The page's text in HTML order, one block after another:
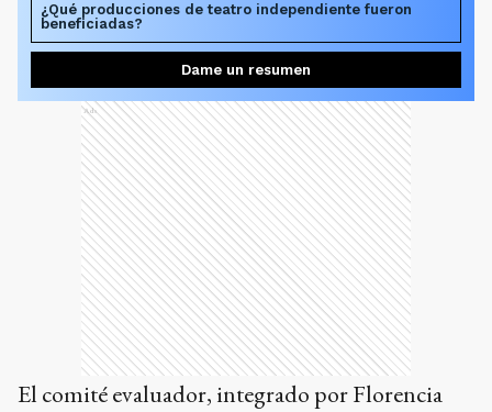
¿Qué producciones de teatro independiente fueron
beneficiadas?
Dame un resumen
Ads
El comité evaluador, integrado por Florencia